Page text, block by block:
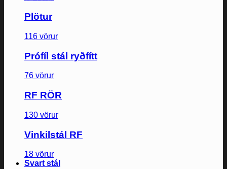
Plötur
116 vörur
Prófíl stál ryðfítt
76 vörur
RF RÖR
130 vörur
Vinkilstál RF
18 vörur
Svart stál